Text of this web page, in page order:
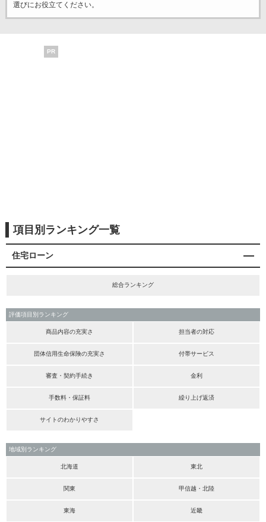
選びにお役立てください。
PR
項目別ランキング一覧
住宅ローン
総合ランキング
評価項目別ランキング
商品内容の充実さ 担当者の対応
団体信用生命保険の充実さ 付帯サービス
審査・契約手続き 金利
手数料・保証料 繰り上げ返済
サイトのわかりやすさ
地域別ランキング
北海道 東北
関東 甲信越・北陸
東海 近畿